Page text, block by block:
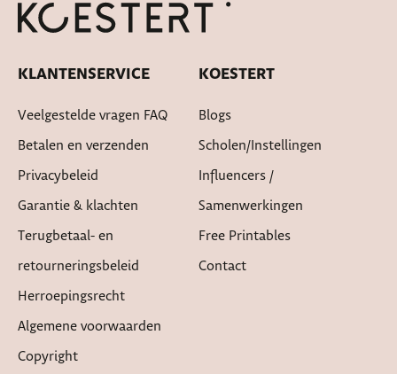
KLANTENSERVICE
Veelgestelde vragen FAQ
Betalen en verzenden
Privacybeleid
Garantie & klachten
Terugbetaal- en
retourneringsbeleid
Herroepingsrecht
Algemene voorwaarden
Copyright
KOESTERT
Blogs
Scholen/instellingen
Influencers /
Samenwerkingen
Free Printables
Contact